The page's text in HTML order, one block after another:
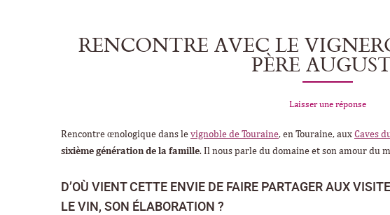
RENCONTRE AVEC LE
PÈRE
Laisser une réponse
Rencontre œnologique dans le vignoble de Touraine, en Touraine, aux Caves
sixième génération de la famille. Il nous parle du domaine et son amour du
D’OÙ VIENT CETTE ENVIE DE FAIRE PARTAGER AUX
LE VIN, SON ÉLABORATION ?